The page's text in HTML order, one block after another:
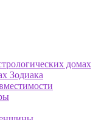
домах
Зодиака